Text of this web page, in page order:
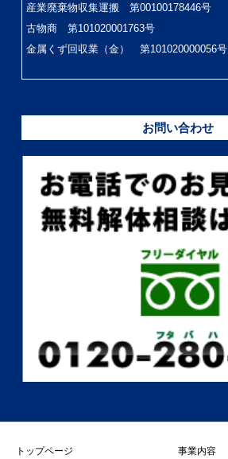
産業廃棄物収集運搬 第00100178446号
古物商 第101020001763号
金属くず回収業（金） 第101020000056号
お問い合わせ
トップページ 事業内容